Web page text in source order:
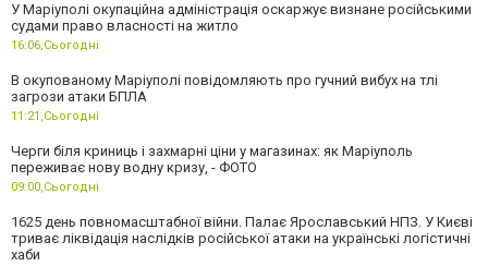
У Маріуполі окупаційна адміністрація оскаржує визнане російськими
судами право власності на житло
16:06,Сьогодні
В окупованому Маріуполі повідомляють про гучний вибух на тлі
загрози атаки БПЛА
11:21,Сьогодні
Черги біля криниць і захмарні ціни у магазинах: як Маріуполь
переживає нову водну кризу, - ФОТО
09:00,Сьогодні
1625 день повномасштабної війни. Палає Ярославський НПЗ. У Києві
триває ліквідація наслідків російської атаки на українські логістичні
хаби